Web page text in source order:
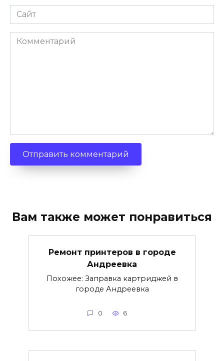
Сайт
Комментарий
Вам также может понравиться
Ремонт принтеров в городе
Андреевка
Похожее: Заправка картриджей в
городе Андреевка
0 6